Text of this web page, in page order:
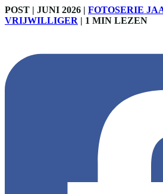
POST | JUNI 2026 | FOTOSERIE
VRIJWILLIGER | 1 MIN LEZEN